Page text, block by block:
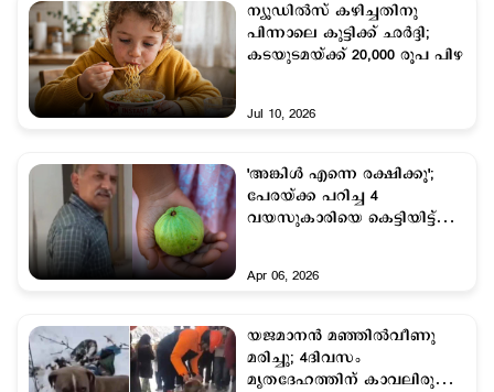
ന്യൂഡില്‍സ് കഴിച്ചതിനു
പിന്നാലെ കുട്ടിക്ക് ഛർദ്ദി;
കടയുടമയ്ക്ക് 20,000 രൂപ പിഴ
Jul 10, 2026
'അങ്കിള്‍ എന്നെ രക്ഷിക്കൂ';
പേരയ്ക്ക പറിച്ച 4
വയസുകാരിയെ കെട്ടിയിട്ട്
Apr 06, 2026
യജമാനന്‍ മഞ്ഞില്‍വീണു
മരിച്ചു; 4ദിവസം
മൃതദേഹത്തിന് കാവലിരുന്ന്